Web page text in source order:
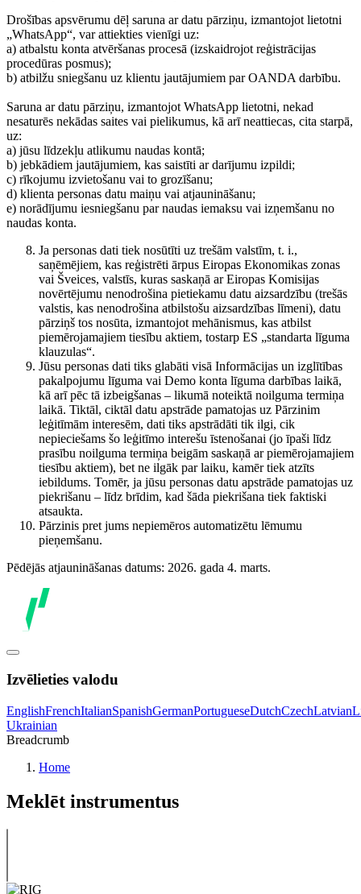
Drošības apsvērumu dēļ saruna ar datu pārziņu, izmantojot lietotni
„WhatsApp“, var attiekties vienīgi uz:
a) atbalstu konta atvēršanas procesā (izskaidrojot reģistrācijas
procedūras posmus);
b) atbilžu sniegšanu uz klientu jautājumiem par OANDA darbību.
Saruna ar datu pārziņu, izmantojot WhatsApp lietotni, nekad
nesaturēs nekādas saites vai pielikumus, kā arī neattiecas, cita starpā,
uz:
a) jūsu līdzekļu atlikumu naudas kontā;
b) jebkādiem jautājumiem, kas saistīti ar darījumu izpildi;
c) rīkojumu izvietošanu vai to grozīšanu;
d) klienta personas datu maiņu vai atjaunināšanu;
e) norādījumu iesniegšanu par naudas iemaksu vai izņemšanu no
naudas konta.
Ja personas dati tiek nosūtīti uz trešām valstīm, t. i.,
saņēmējiem, kas reģistrēti ārpus Eiropas Ekonomikas zonas
vai Šveices, valstīs, kuras saskaņā ar Eiropas Komisijas
novērtējumu nenodrošina pietiekamu datu aizsardzību (trešās
valstis, kas nenodrošina atbilstošu aizsardzības līmeni), datu
pārziņš tos nosūta, izmantojot mehānismus, kas atbilst
piemērojamajiem tiesību aktiem, tostarp ES „standarta līguma
klauzulas“.
Jūsu personas dati tiks glabāti visā Informācijas un izglītības
pakalpojumu līguma vai Demo konta līguma darbības laikā,
kā arī pēc tā izbeigšanas – likumā noteiktā noilguma termiņa
laikā. Tiktāl, ciktāl datu apstrāde pamatojas uz Pārzinim
leģitīmām interesēm, dati tiks apstrādāti tik ilgi, cik
nepieciešams šo leģitīmo interešu īstenošanai (jo īpaši līdz
prasību noilguma termiņa beigām saskaņā ar piemērojamajiem
tiesību aktiem), bet ne ilgāk par laiku, kamēr tiek atzīts
iebildums. Tomēr, ja jūsu personas datu apstrāde pamatojas uz
piekrišanu – līdz brīdim, kad šāda piekrišana tiek faktiski
atsaukta.
Pārzinis pret jums nepiemēros automatizētu lēmumu
pieņemšanu.
Pēdējās atjaunināšanas datums: 2026. gada 4. marts.
Izvēlieties valodu
EnglishFrenchItalianSpanishGermanPortugueseDutchCzechLatvian
Ukrainian
Breadcrumb
Home
Meklēt instrumentus